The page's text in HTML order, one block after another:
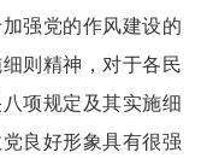
强党的作风建设的
则精神，对于各民
项规定及其实施细
良好形象具有很强